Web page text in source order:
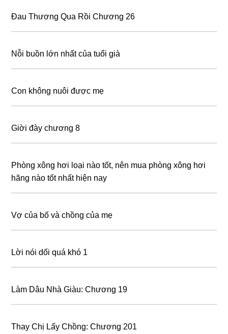
Đau Thương Qua Rồi Chương 26
Nỗi buồn lớn nhất của tuổi già
Con không nuôi được mẹ
Giời đày chương 8
Phòng xông hơi loại nào tốt, nên mua phòng xông hơi
hãng nào tốt nhất hiện nay
Vợ của bố và chồng của mẹ
Lời nói dối quá khó 1
Làm Dâu Nhà Giàu: Chương 19
Thay Chị Lấy Chồng: Chương 201